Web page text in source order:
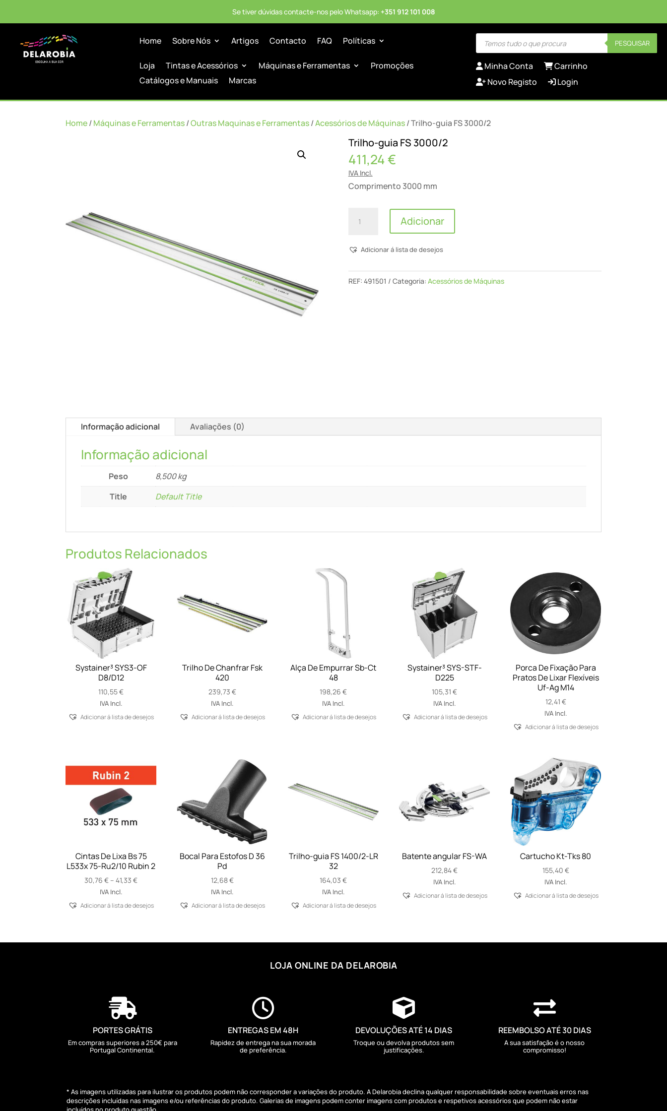
Se tiver dúvidas contacte-nos pelo Whatsapp: +351 912 101 008
Home Sobre Nós Artigos Contacto FAQ Políticas Products
search PESQUISAR
Loja Tintas e Acessórios Máquinas e Ferramentas
Promoções
Catálogos e Manuais
Marcas
Minha Conta
Carrinho
Novo Registo
Login
Home/Máquinas e Ferramentas/Outras Maquinas e Ferramentas/Acessórios de Máquinas/ Trilho-guia FS 3000/2
Trilho-guia FS 3000/2
411,24€
IVA Incl.
Comprimento 3000 mm
Quantidade
guia
3000/2
Adicionar
Adicionar á lista de desejos
REF: 491501 Categoria: Acessórios de Máquinas
Informação adicional Avaliações (0)
Informação adicional
Peso
8,500 kg
Title
Default Title
Produtos Relacionados
Systainer³ SYS3-OF
D8/D12
110,55€
IVA Incl.
Adicionar á lista de desejos
Trilho De Chanfrar Fsk
420
239,73 €
IVA Incl.
Adicionar á lista de desejos
Alça De Empurrar Sb-Ct
48
198,26€
IVA Incl.
Adicionar á lista de desejos
Systainer³ SYS-STF-
D225
105,31€
IVA Incl.
Adicionar á lista de desejos
Porca De Fixação Para
Pratos De Lixar Flexíveis
Uf-Ag M14
12,41 €
IVA Incl.
Adicionar á lista de desejos
Cintas De Lixa Bs 75
L533x 75-Ru2/10 Rubin 2
30,76€ – 41,33€Price
through
IVA Incl.
Adicionar á lista de desejos
Bocal Para Estofos D 36
Pd
12,68€
IVA Incl.
Adicionar á lista de desejos
Trilho-guia FS 1400/2-LR
32
164,03€
IVA Incl.
Adicionar á lista de desejos
Batente angular FS-WA
212,84€
IVA Incl.
Adicionar á lista de desejos
Cartucho Kt-Tks 80
155,40 €
IVA Incl.
Adicionar á lista de desejos
LOJA ONLINE DA DELAROBIA

PORTES GRÁTIS
Em compras superiores a 250€ para
Portugal Continental.

ENTREGAS EM 48H
Rapidez de entrega na sua morada
de preferência.

DEVOLUÇÕES ATÉ 14 DIAS
Troque ou devolva produtos sem
justificações.

REEMBOLSO ATÉ 30 DIAS
A sua satisfação é o nosso
compromisso!
* As imagens utilizadas para ilustrar os produtos podem não corresponder a variações do produto. A Delarobia declina qualquer responsabilidade sobre eventuais erros nas
descrições incluídas nas imagens e/ou referências do produto. Galerias de imagens podem conter imagens com produtos e respetivos acessórios que podem não estar